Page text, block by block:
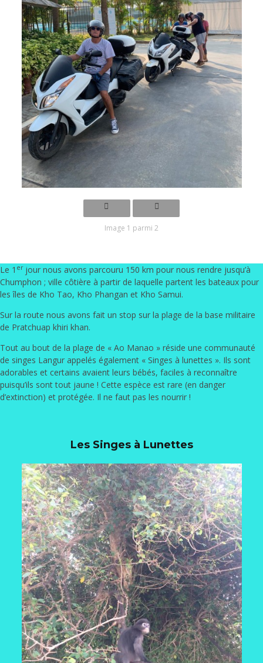
Image 1 parmi 2
Le 1 erjour nous avons parcouru 150 km pour nous rendre jusqu’à
Chumphon ; ville côtière à partir de laquelle partent les bateaux pour
les îles de Kho Tao, Kho Phangan et Kho Samui.
Sur la route nous avons fait un stop sur la plage de la base militaire
de Pratchuap khiri khan.
Tout au bout de la plage de « Ao Manao » réside une communauté
de singes Langur appelés également « Singes à lunettes ». Ils sont
adorables et certains avaient leurs bébés, faciles à reconnaître
puisqu’ils sont tout jaune ! Cette espèce est rare (en danger
d’extinction) et protégée. Il ne faut pas les nourrir !
Les Singes à Lunettes